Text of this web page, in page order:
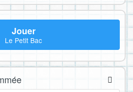
Jouer
Le Petit Bac